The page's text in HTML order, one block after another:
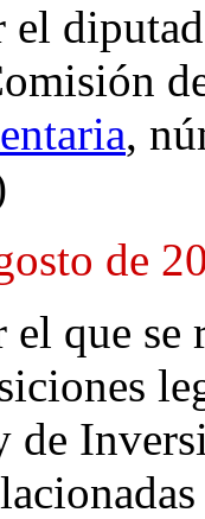
el
,
de
el que
de